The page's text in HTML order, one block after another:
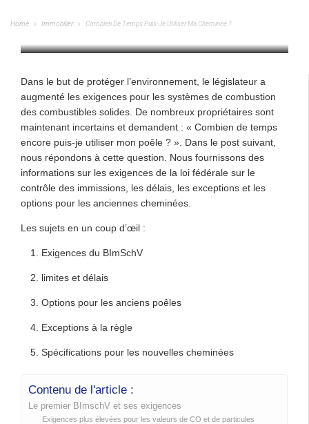
Home Immobilier Combien De Temps Puis-Je Utiliser Ma Cheminée ?
Dans le but de protéger l’environnement, le législateur a
augmenté les exigences pour les systèmes de combustion
des combustibles solides. De nombreux propriétaires sont
maintenant incertains et demandent : « Combien de temps
encore puis-je utiliser mon poêle ? ». Dans le post suivant,
nous répondons à cette question. Nous fournissons des
informations sur les exigences de la loi fédérale sur le
contrôle des immissions, les délais, les exceptions et les
options pour les anciennes cheminées.
Les sujets en un coup d’œil :
Exigences du BImSchV
limites et délais
Options pour les anciens poêles
Exceptions à la règle
Spécifications pour les nouvelles cheminées
Contenu de l'article :
Le premier BImschV et ses exigences
Exigences plus élevées pour les valeurs de CO et de particules